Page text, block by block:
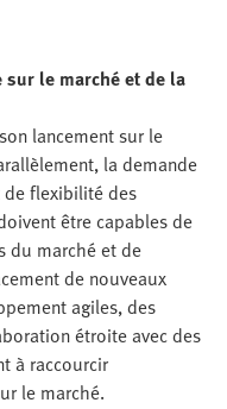
sur le marché et de la
lancement sur le
la demande
de flexibilité des
être capables de
du marché et de
de nouveaux
agiles, des
étroite avec des
à raccourcir
le marché.